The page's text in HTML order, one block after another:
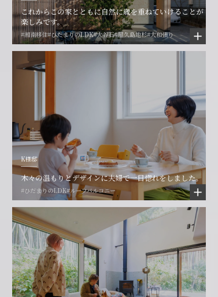
これからこの家とともに自然に歳を重ねていけることが
楽しみです。
#湘南移住#ひだまりのLDK#大谷石#屋久島地杉#大和張り
K様邸
木々の温もりとデザインに夫婦で一目惚れをしました。
#ひだまりのLDK#ルーフバルコニー